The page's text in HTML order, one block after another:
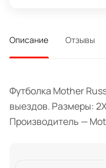
Описание Отзывы
Футболка Mother
выездов. Размеры:
Производитель —